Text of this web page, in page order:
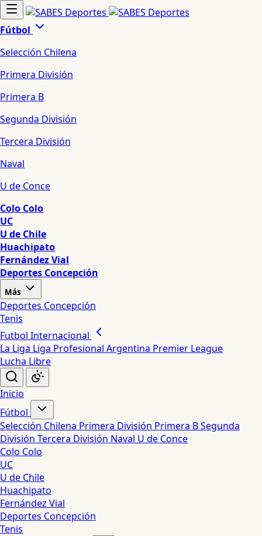
Fútbol
Selección Chilena
Primera División
Primera B
Segunda División
Tercera División
Naval
U de Conce
Colo Colo
UC
U de Chile
Huachipato
Fernández Vial
Deportes Concepción
Más
Deportes Concepción
Tenis
Futbol Internacional
La Liga Liga Profesional Argentina Premier League
Lucha Libre
Inicio
Fútbol
Selección Chilena Primera División Primera BSegunda
División Tercera División Naval U de Conce
Colo Colo
UC
U de Chile
Huachipato
Fernández Vial
Deportes Concepción
Tenis